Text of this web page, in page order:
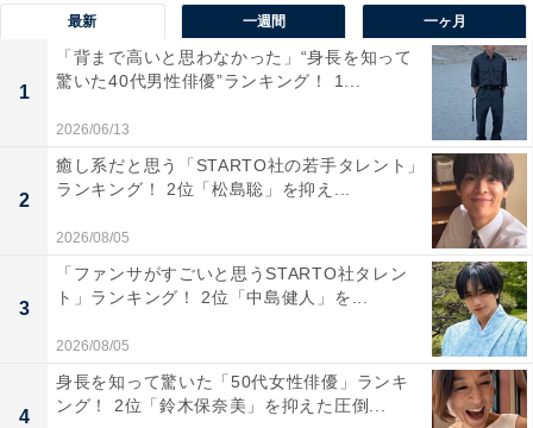
1位：美空ひばり／87票
最新 一週間 一ヶ月
1
「背まで高いと思わなかった」“身長を知って
驚いた40代男性俳優”ランキング！ 1...
2026/06/13
2
癒し系だと思う「STARTO社の若手タレント」
ランキング！ 2位「松島聡」を抑え...
2026/08/05
3
「ファンサがすごいと思うSTARTO社タレン
ト」ランキング！ 2位「中島健人」を...
2026/08/05
4
身長を知って驚いた「50代女性俳優」ランキ
ング！ 2位「鈴木保奈美」を抑えた圧倒...